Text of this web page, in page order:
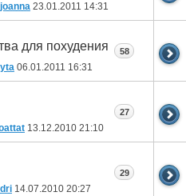
23.01.2011 14:31
для похудения
06.01.2011 16:31
58
13.12.2010 21:10
27
14.07.2010 20:27
29